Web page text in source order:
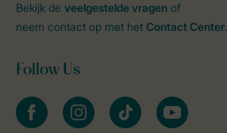
Bekijk de veelgestelde vragen of
neem contact op met het Contact Center.
Follow Us
facebookinstagramtiktok youtube